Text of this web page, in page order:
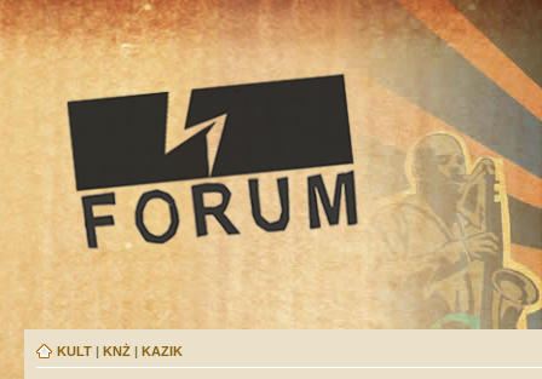
KULT | KNŻ | KAZIK